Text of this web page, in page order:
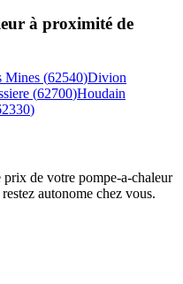
à proximité de
Mines (62540)Divion
(62700)Houdain
)
de votre pompe-a-chaleur
autonome chez vous.